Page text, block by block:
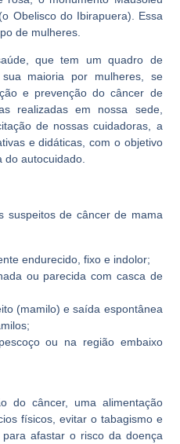
Obelisco do Ibirapuera). Essa
de mulheres.
que tem um quadro de
maioria por mulheres, se
e prevenção do câncer de
realizadas em nossa sede,
de nossas cuidadoras, a
e didáticas, com o objetivo
do autocuidado.
suspeitos de câncer de mama
endurecido, fixo e indolor;
ou parecida com casca de
(mamilo) e saída espontânea
ou na região embaixo
do câncer, uma alimentação
físicos, evitar o tabagismo e
afastar o risco da doença